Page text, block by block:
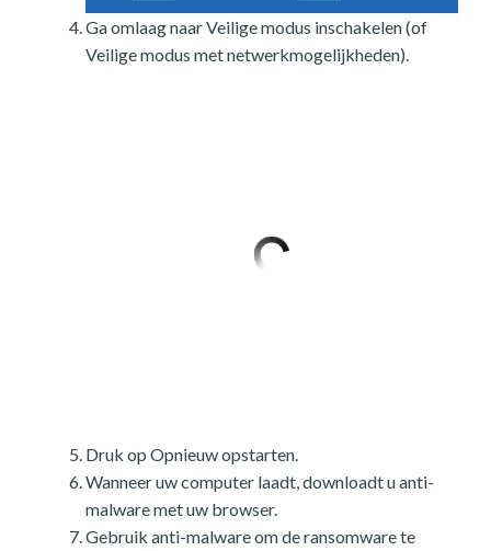
Ga omlaag naar Veilige modus inschakelen (of
Veilige modus met netwerkmogelijkheden).
Druk op Opnieuw opstarten.
Wanneer uw computer laadt, downloadt u anti-
malware met uw browser.
Gebruik anti-malware om de ransomware te